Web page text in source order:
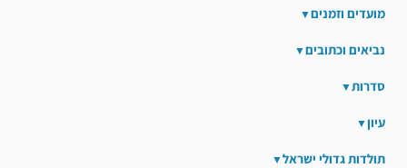
מועדים וזמנים
נביאים וכתובים
סדרות
עיון
תולדות גדולי ישראל